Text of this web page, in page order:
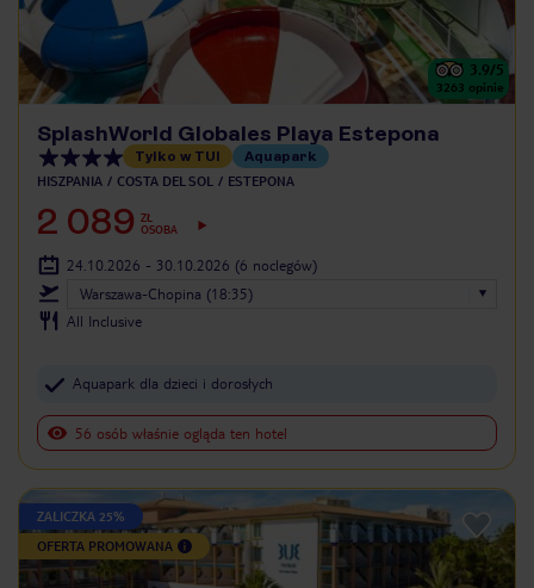
3.9/5
3263 opinie
SplashWorld Globales Playa Estepona
Tylko w TUI Aquapark
HISZPANIA COSTA DEL SOL ESTEPONA
2 089 ZŁ
OSOBA
24.10.2026 - 30.10.2026 (6 noclegów)
Warszawa-Chopina (18:35)
All Inclusive
Aquapark dla dzieci i dorosłych
56 osób właśnie ogląda ten hotel
ZALICZKA 25%
OFERTA PROMOWANA